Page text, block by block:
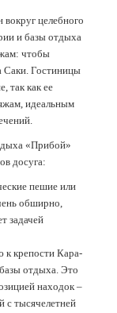
целебного
и базы отдыха
чтобы
Саки. Гостиницы
так как ее
идеальным
«Прибой»
досуга:
пешие или
обширно,
задачей
к крепости Кара-
отдыха. Это
находок –
с тысячелетней